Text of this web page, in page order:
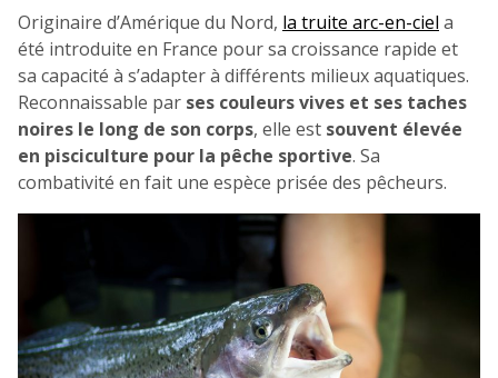
Originaire d’Amérique du Nord, la truite arc-en-ciel a
été introduite en France pour sa croissance rapide et
sa capacité à s’adapter à différents milieux aquatiques.
Reconnaissable par ses couleurs vives et ses taches
noires le long de son corps, elle est souvent élevée
en pisciculture pour la pêche sportive. Sa
combativité en fait une espèce prisée des pêcheurs.